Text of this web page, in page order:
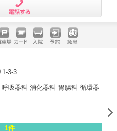
車場
クレジッ
入院 予約 急患
1-3-3
吸器科 消化器科 胃腸科 循環器
1件